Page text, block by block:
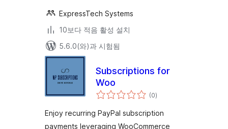
ExpressTech Systems
10보다 적음 활성 설치
5.6.0(와)과 시험됨
Subscriptions for
Woo
(0전
체
점
)
Enjoy recurring PayPal subscription
payments leveraging WooCommerce